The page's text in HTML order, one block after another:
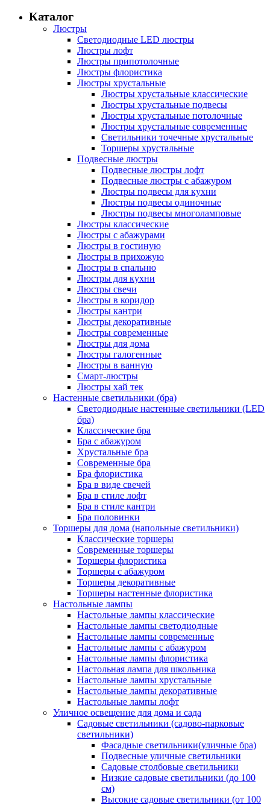
Каталог
Люстры
Светодиодные LED люстры
Люстры лофт
Люстры припотолочные
Люстры флористика
Люстры хрустальные
Люстры хрустальные классические
Люстры хрустальные подвесы
Люстры хрустальные потолочные
Люстры хрустальные современные
Светильники точечные хрустальные
Торшеры хрустальные
Подвесные люстры
Подвесные люстры лофт
Подвесные люстры с абажуром
Люстры подвесы для кухни
Люстры подвесы одиночные
Люстры подвесы многоламповые
Люстры классические
Люстры с абажурами
Люстры в гостиную
Люстры в прихожую
Люстры в спальню
Люстры для кухни
Люстры свечи
Люстры в коридор
Люстры кантри
Люстры декоративные
Люстры современные
Люстры для дома
Люстры галогенные
Люстры в ванную
Смарт-люстры
Люстры хай тек
Настенные светильники (бра)
Светодиодные настенные светильники (LED
бра)
Классические бра
Бра с абажуром
Хрустальные бра
Современные бра
Бра флористика
Бра в виде свечей
Бра в стиле лофт
Бра в стиле кантри
Бра половинки
Торшеры для дома (напольные светильники)
Классические торшеры
Современные торшеры
Торшеры флористика
Торшеры с абажуром
Торшеры декоративные
Торшеры настенные флористика
Настольные лампы
Настольные лампы классические
Настольные лампы светодиодные
Настольные лампы современные
Настольные лампы с абажуром
Настольные лампы флористика
Настольная лампа для школьника
Настольные лампы хрустальные
Настольные лампы декоративные
Настольные лампы лофт
Уличное освещение для дома и сада
Садовые светильники (садово-парковые
светильники)
Фасадные светильники(уличные бра)
Подвесные уличные светильники
Садовые столбовые светильники
Низкие садовые светильники (до 100
см)
Высокие садовые светильники (от 100